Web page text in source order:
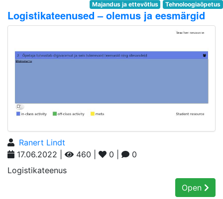
Majandus ja ettevõtlus Tehnoloogiaõpetus
Logistikateenused – olemus ja eesmärgid
Ranert Lindt
17.06.2022 |
460 | 0 |
0
Logistikateenus
Open